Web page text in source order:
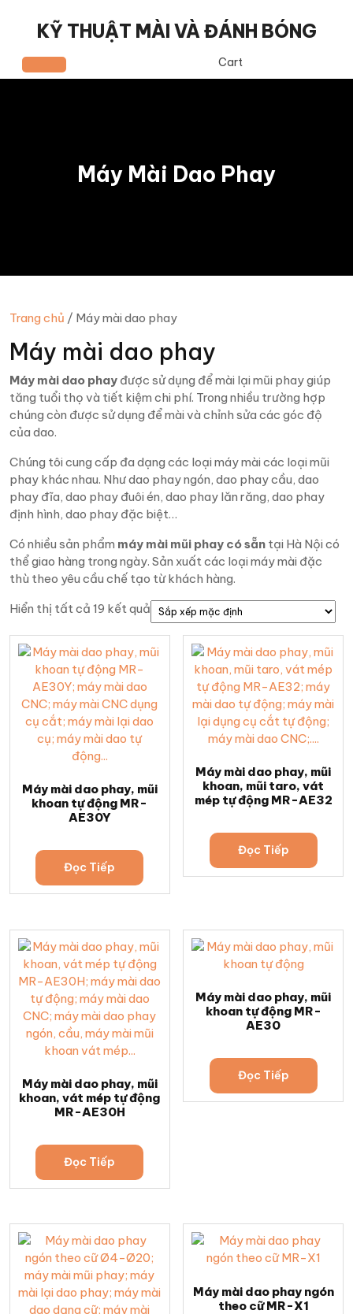
contentKỸ THUẬT MÀI VÀ ĐÁNH BÓNG
Open
Cart
Máy Mài Dao Phay
Trang chủ / Máy mài dao phay
Máy mài dao phay
Máy mài dao phay được sử dụng để mài lại mũi phay giúp
tăng tuổi thọ và tiết kiệm chi phí. Trong nhiều trường hợp
chúng còn được sử dụng để mài và chỉnh sửa các góc độ
của dao.
Chúng tôi cung cấp đa dạng các loại máy mài các loại mũi
phay khác nhau. Như dao phay ngón, dao phay cầu, dao
phay đĩa, dao phay đuôi én, dao phay lăn răng, dao phay
định hình, dao phay đặc biệt…
Có nhiều sản phẩm máy mài mũi phay có sẵn tại Hà Nội có
thể giao hàng trong ngày. Sản xuất các loại máy mài đặc
thù theo yêu cầu chế tạo từ khách hàng.
Hiển thị tất cả 19 kết quả
Máy mài dao phay, mũi
khoan tự động MR-
AE30Y
Đọc Tiếp
Máy mài dao phay, mũi
khoan, mũi taro, vát
mép tự động MR-AE32
Đọc Tiếp
Máy mài dao phay, mũi
khoan, vát mép tự động
MR-AE30H
Đọc Tiếp
Máy mài dao phay, mũi
khoan tự động MR-
AE30
Đọc Tiếp
Máy mài dao phay ngón
theo cữ MR-X1